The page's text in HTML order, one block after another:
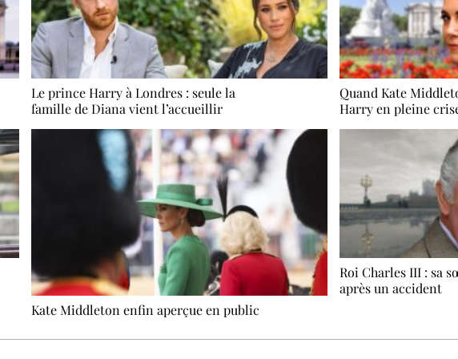
Le prince Harry à Londres : seule la
famille de Diana vient l’accueillir
Quand Kate
Harry en pleine
Kate Middleton enfin aperçue en public
Roi Charles III : sa
après un accident